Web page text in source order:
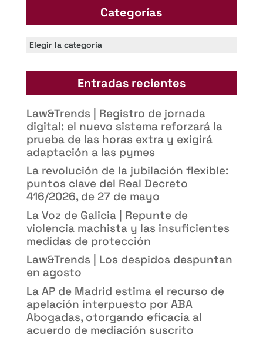
Categorías
Categorías
Entradas recientes
Law&Trends | Registro de jornada
digital: el nuevo sistema reforzará la
prueba de las horas extra y exigirá
adaptación a las pymes
La revolución de la jubilación flexible:
puntos clave del Real Decreto
416/2026, de 27 de mayo
La Voz de Galicia | Repunte de
violencia machista y las insuficientes
medidas de protección
Law&Trends | Los despidos despuntan
en agosto
La AP de Madrid estima el recurso de
apelación interpuesto por ABA
Abogadas, otorgando eficacia al
acuerdo de mediación suscrito